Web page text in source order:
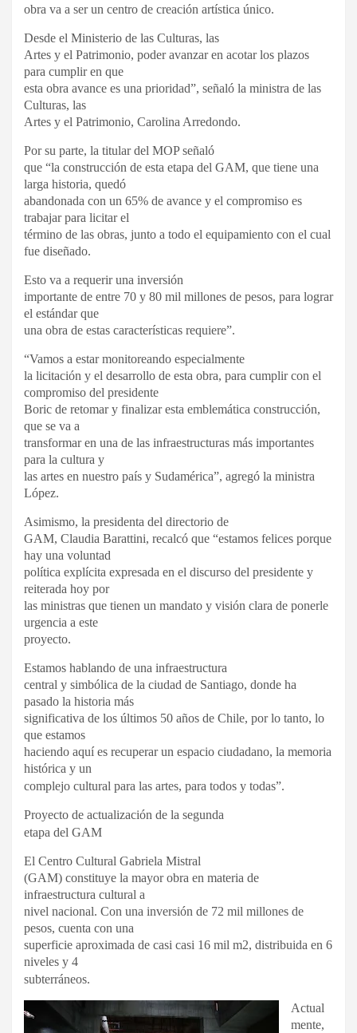
obra va a ser un centro de creación artística único.
Desde el Ministerio de las Culturas, las
Artes y el Patrimonio, poder avanzar en acotar los plazos
para cumplir en que
esta obra avance es una prioridad”, señaló la ministra de las
Culturas, las
Artes y el Patrimonio, Carolina Arredondo.
Por su parte, la titular del MOP señaló
que “la construcción de esta etapa del GAM, que tiene una
larga historia, quedó
abandonada con un 65% de avance y el compromiso es
trabajar para licitar el
término de las obras, junto a todo el equipamiento con el cual
fue diseñado.
Esto va a requerir una inversión
importante de entre 70 y 80 mil millones de pesos, para lograr
el estándar que
una obra de estas características requiere”.
“Vamos a estar monitoreando especialmente
la licitación y el desarrollo de esta obra, para cumplir con el
compromiso del presidente
Boric de retomar y finalizar esta emblemática construcción,
que se va a
transformar en una de las infraestructuras más importantes
para la cultura y
las artes en nuestro país y Sudamérica”, agregó la ministra
López.
Asimismo, la presidenta del directorio de
GAM, Claudia Barattini, recalcó que “estamos felices porque
hay una voluntad
política explícita expresada en el discurso del presidente y
reiterada hoy por
las ministras que tienen un mandato y visión clara de ponerle
urgencia a este
proyecto.
Estamos hablando de una infraestructura
central y simbólica de la ciudad de Santiago, donde ha
pasado la historia más
significativa de los últimos 50 años de Chile, por lo tanto, lo
que estamos
haciendo aquí es recuperar un espacio ciudadano, la memoria
histórica y un
complejo cultural para las artes, para todos y todas”.
Proyecto de actualización de la segunda
etapa del GAM
El Centro Cultural Gabriela Mistral
(GAM) constituye la mayor obra en materia de
infraestructura cultural a
nivel nacional. Con una inversión de 72 mil millones de
pesos, cuenta con una
superficie aproximada de casi casi 16 mil m2, distribuida en 6
niveles y 4
subterráneos.
Actual
mente,